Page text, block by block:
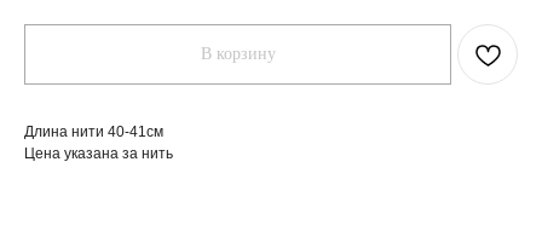
В корзину
Длина нити 40-41см
Цена указана за нить